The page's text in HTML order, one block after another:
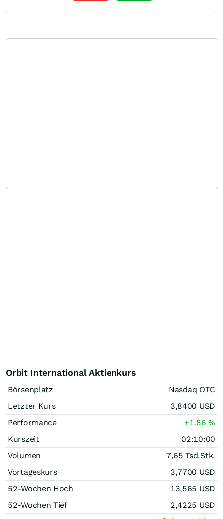
Orbit International Aktienkurs
Börsenplatz
Nasdaq OTC
Letzter Kurs
3,8400 USD
Performance
+1,86%
Kurszeit
02:10:00
Volumen
7,65 Tsd.Stk.
Vortageskurs
3,7700 USD
52-Wochen Hoch
13,565 USD
52-Wochen Tief
2,4225 USD